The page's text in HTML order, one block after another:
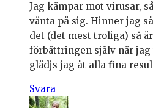
Jag kämpar mot virusar,
vänta på sig. Hinner jag
det (det mest troliga) så
förbättringen själv när
glädjs jag åt alla fina
Svara